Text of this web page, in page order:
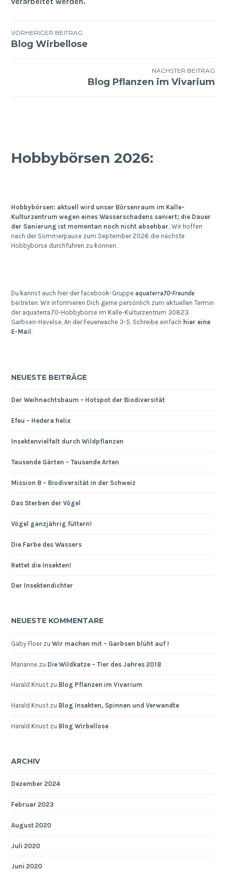
Beitragsnavigation
VORHERIGER BEITRAG
Blog Wirbellose
NÄCHSTER BEITRAG
Blog Pflanzen im Vivarium
Hobbybörsen 2026:
Hobbybörsen: aktuell wird unser Börsenraum im Kalle-
Kulturzentrum wegen eines Wasserschadens saniert; die Dauer
der Sanierung ist momentan noch nicht absehbar. Wir hoffen
nach der Sommerpause zum September 2026 die nächste
Hobbybörse durchführen zu können.
Du kannst auch hier der facebook-Gruppeaquaterra70-Freunde
beitreten. Wir informieren Dich gerne persönlich zum aktuellen Termin
der aquaterra70-Hobbybörse im Kalle-Kulturzentrum 30823
Garbsen-Havelse, An der Feuerwache 3-5. Schreibe einfach hier eine
E-Mail .
NEUESTE BEITRÄGE
Der Weihnachtsbaum – Hotspot der Biodiversität
Efeu – Hedera helix
Insektenvielfalt durch Wildpflanzen
Tausende Gärten – Tausende Arten
Mission B – Biodiversität in der Schweiz
Das Sterben der Vögel
Vögel ganzjährig füttern!
Die Farbe des Wassers
Rettet die Insekten!
Der Insektendichter
NEUESTE KOMMENTARE
Gaby FloerzuWir machen mit – Garbsen blüht auf !
Marianne zu Die Wildkatze – Tier des Jahres 2018
Harald Knust zu Blog Pflanzen im Vivarium
Harald Knust zu Blog Insekten, Spinnen und Verwandte
Harald Knust zu Blog Wirbellose
ARCHIV
Dezember 2024
Februar 2023
August 2020
Juli 2020
Juni 2020